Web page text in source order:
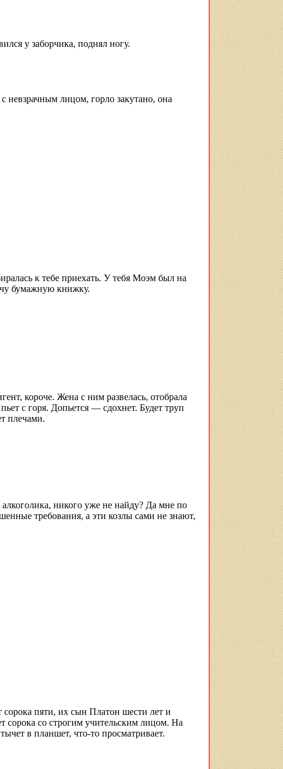
у заборчика, поднял ногу.
лицом, горло закутано, она
к тебе приехать. У тебя Моэм был на
бумажную книжку.
короче. Жена с ним развелась, отобрала
с горя. Допьется — сдохнет. Будет труп
плечами.
никого уже не найду? Да мне по
требования, а эти козлы сами не знают,
пяти, их сын Платон шести лет и
со строгим учительским лицом. На
в планшет, что-то просматривает.